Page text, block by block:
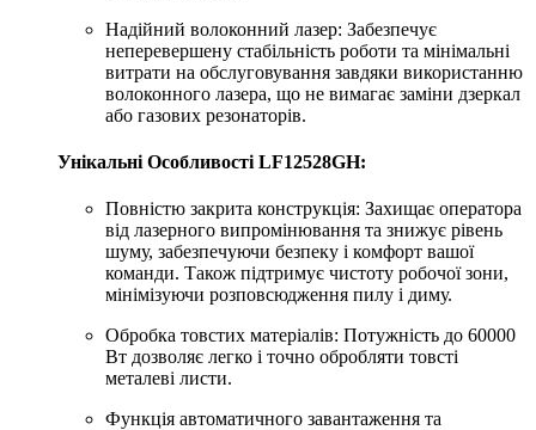
Надійний волоконний лазер: Забезпечує
неперевершену стабільність роботи та мінімальні
витрати на обслуговування завдяки використанню
волоконного лазера, що не вимагає заміни дзеркал
або газових резонаторів.
Унікальні Особливості LF12528GH:
Повністю закрита конструкція: Захищає оператора
від лазерного випромінювання та знижує рівень
шуму, забезпечуючи безпеку і комфорт вашої
команди. Також підтримує чистоту робочої зони,
мінімізуючи розповсюдження пилу і диму.
Обробка товстих матеріалів: Потужність до 60000
Вт дозволяє легко і точно обробляти товсті
металеві листи.
Функція автоматичного завантаження та